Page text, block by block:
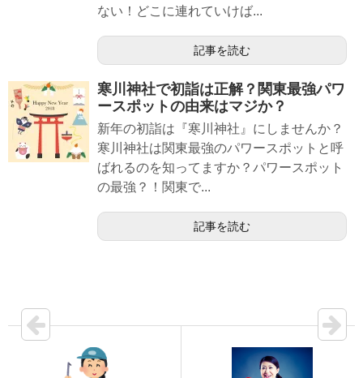
ない！どこに連れていけば...
記事を読む
寒川神社で初詣は正解？関東最強パワ
ースポットの由来はマジか？
新年の初詣は『寒川神社』にしませんか？
寒川神社は関東最強のパワースポットと呼
ばれるのを知ってますか？パワースポット
の最強？！関東で...
記事を読む